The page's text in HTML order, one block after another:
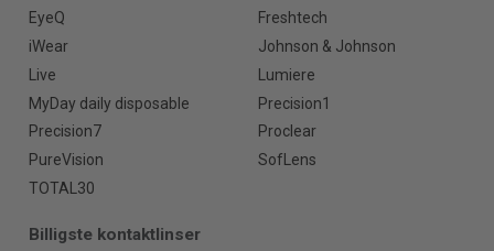
EyeQ
Freshtech
iWear
Johnson & Johnson
Live
Lumiere
MyDay daily disposable
Precision1
Precision7
Proclear
PureVision
SofLens
TOTAL30
Billigste kontaktlinser